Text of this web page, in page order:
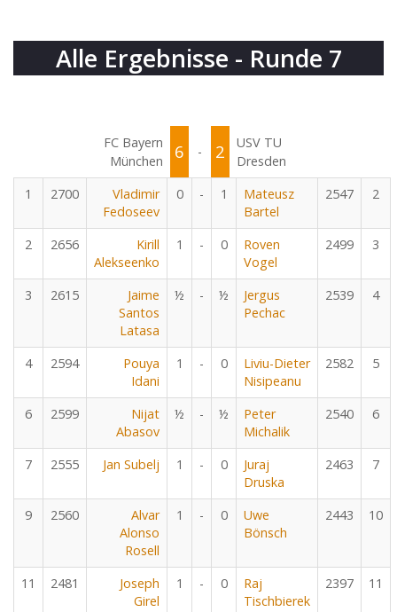
Alle Ergebnisse - Runde 7
FC Bayern
München
6 - 2
USV TU
Dresden
1
2700
Vladimir
Fedoseev
0 - 1
Mateusz
Bartel
2547 2
2 2656
Kirill
Alekseenko
1 - 0
Roven
Vogel
2499 3
3 2615
Jaime
Santos
Latasa
½ - ½
Jergus
Pechac
2539 4
4 2594
Pouya
Idani
1 - 0
Liviu-Dieter
Nisipeanu
2582 5
6 2599
Nijat
Abasov
½ - ½
Peter
Michalik
2540 6
7 2555 Jan Subelj 1 - 0
Juraj
Druska
2463 7
9 2560
Alvar
Alonso
Rosell
1 - 0
Uwe
Bönsch
2443 10
11 2481
Joseph
Girel
1 - 0
Raj
Tischbierek
2397 11